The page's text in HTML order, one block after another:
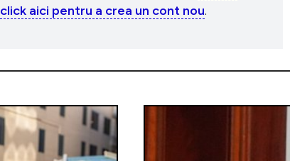
click aici pentru a crea un cont nou.